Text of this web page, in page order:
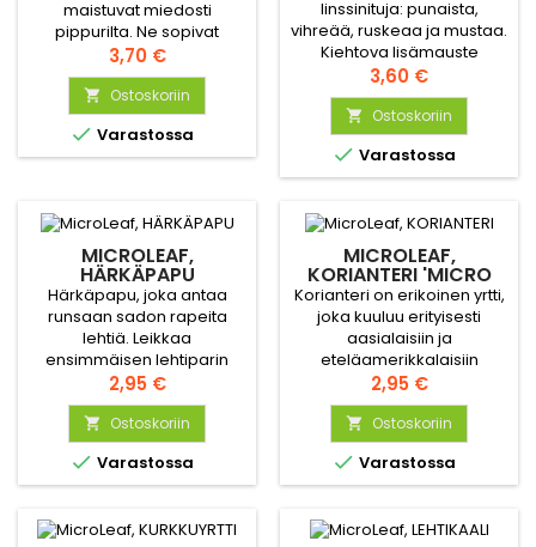
maistuvat miedosti
pippurilta. Ne sopivat
erittäin hyvin voileivän
höysteeksi ja salaatteihin.
Hinta
3,70 €
 Ostoskoriin
 Varastossa
linssinituja: punaista,
vihreää, ruskeaa ja mustaa.
Kiehtova lisämauste
salaatteihin ja
erikoisruokiin, mm.
kasvisruokiin.
Hinta
3,60 €
 Ostoskoriin
 Varastossa
MICROLEAF,
HÄRKÄPAPU
Härkäpapu, joka antaa
runsaan sadon rapeita
lehtiä. Leikkaa
ensimmäisen lehtiparin
yläpuolelta, niin kasvi
tuottaa uusia lehtiä.
Hinta
2,95 €
 Ostoskoriin
 Varastossa
MICROLEAF,
KORIANTERI 'MICRO
SPLITS'
Korianteri on erikoinen yrtti,
joka kuuluu erityisesti
aasialaisiin ja
eteläamerikkalaisiin
ruokalajeihin. Micro Splits -
lajikkeen lehdet ovat
reheviä ja raikkaita nk. ”cut-
and-come-again” -lehtiä.
Hinta
2,95 €
 Ostoskoriin
 Varastossa